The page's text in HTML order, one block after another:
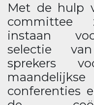
Met de hulp
instaan
selectie
sprekers
maandelijkse
conferenties